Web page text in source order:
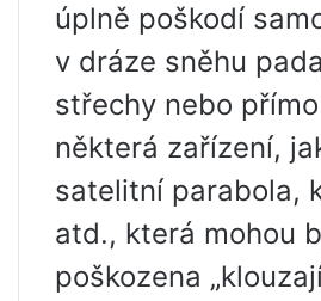
úplně poškodí
v dráze sněhu
střechy nebo
některá zařízení,
satelitní parabola,
atd., která mohou
poškozena